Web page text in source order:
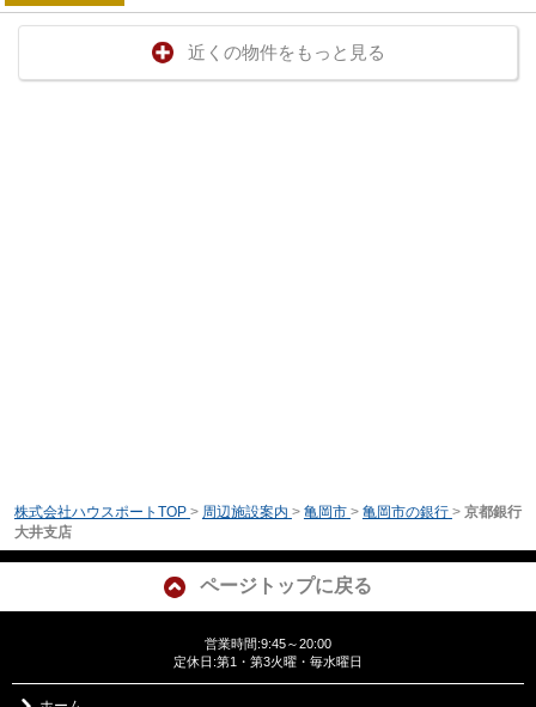
近くの物件をもっと見る
株式会社ハウスポートTOP > 周辺施設案内 > 亀岡市 > 亀岡市の銀行 > 京都銀行
大井支店
ページトップに戻る
営業時間:9:45～20:00
定休日:第1・第3火曜・毎水曜日